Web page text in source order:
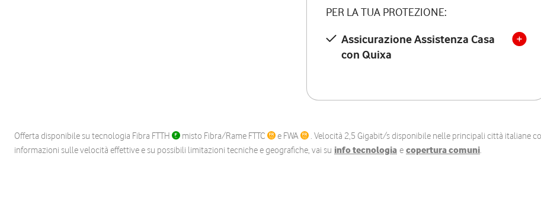
PER LA TUA PROTEZIONE:
Assicurazione Assistenza Casa
con Quixa
Offerta disponibile su tecnologia Fibra FTTH misto Fibra/Rame FTTC e FWA . Velocità 2,5 Gigabit/s disponibile nelle principali città italiane
informazioni sulle velocità effettive e su possibili limitazioni tecniche e geografiche, vai su info tecnologia e copertura comuni.